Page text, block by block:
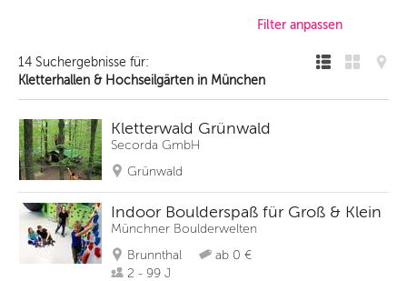
14 Suchergebnisse für:
Kletterhallen & Hochseilgärten in München
Kletterwald Grünwald
Secorda GmbH
Grünwald
Indoor Boulderspaß für Groß & Klein
Münchner Boulderwelten
Brunnthal
ab 0 €
2 - 99 J